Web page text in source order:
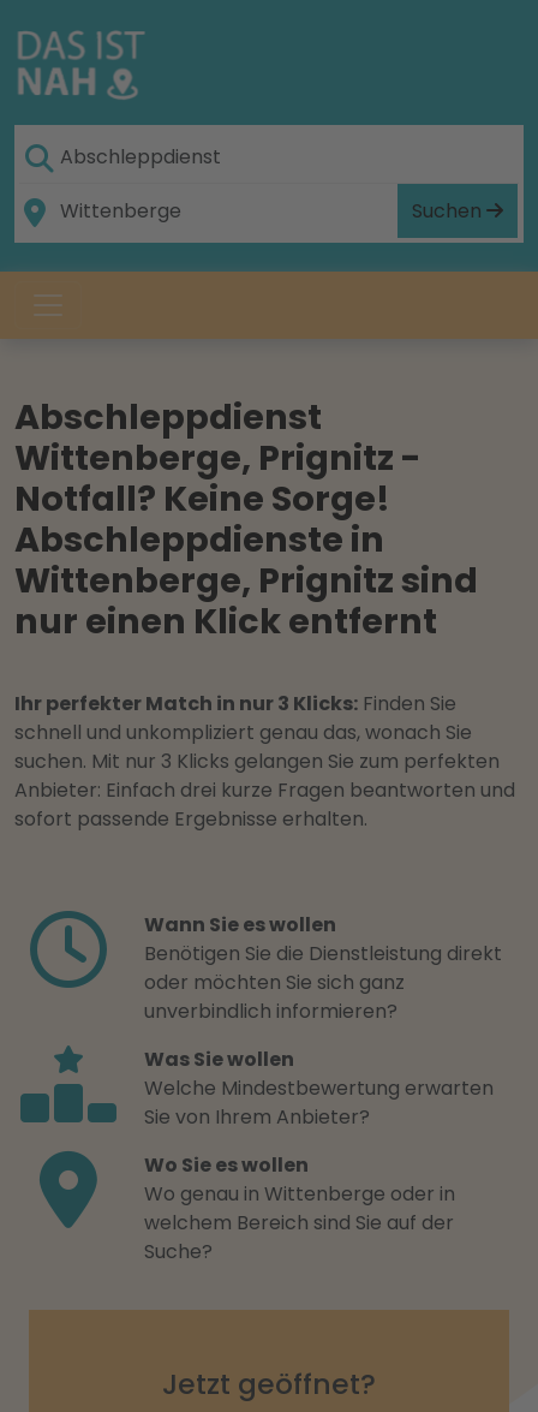
Suchen
Abschleppdienst
Wittenberge, Prignitz -
Notfall? Keine Sorge!
Abschleppdienste in
Wittenberge, Prignitz sind
nur einen Klick entfernt
Ihr perfekter Match in nur 3 Klicks: Finden Sie
schnell und unkompliziert genau das, wonach Sie
suchen. Mit nur 3 Klicks gelangen Sie zum perfekten
Anbieter: Einfach drei kurze Fragen beantworten und
sofort passende Ergebnisse erhalten.
Wann Sie es wollen
Benötigen Sie die Dienstleistung direkt
oder möchten Sie sich ganz
unverbindlich informieren?
Was Sie wollen
Welche Mindestbewertung erwarten
Sie von Ihrem Anbieter?
Wo Sie es wollen
Wo genau in Wittenberge oder in
welchem Bereich sind Sie auf der
Suche?
Jetzt geöffnet?